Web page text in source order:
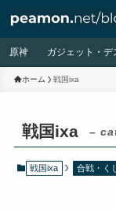
原神 ガジェット・デ
ホーム 戦国ixa
戦国ixa –
戦国ixa 合戦・く